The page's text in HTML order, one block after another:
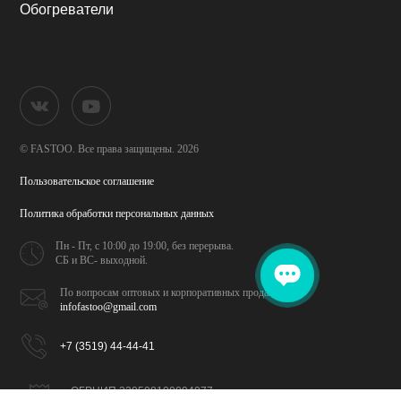
Обогреватели
© FASTOO. Все права защищены. 2026
Пользовательское соглашение
Политика обработкиперсональных данных
Пн - Пт, с 10:00 до 19:00,без перерыва.
СБ и ВС- выходной.
По вопросам оптовых икорпоративных продаж
infofastoo@gmail.com
+7 (3519) 44-44-41
ОГРНИП 320508100094077